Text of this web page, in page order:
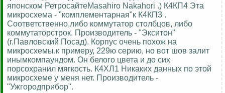
японском РетросайтеMasahiro Nakahori .) К4КП4 Эта
микросхема - "комплементарная"к К4КП3 .
Соответственно,либо коммутатор столбцов, либо
коммутаторстрок. Производитель - "Экситон"
(г.Павловский Посад). Корпус очень похож на
микросхемы,к примеру, 229ю серию, но вот шов залит
инымкомпаундом. Он белого цвета и до сих
порсохранил мягкость. К4ХЛ1 Никаких данных по этой
микросхеме у меня нет. Производитель -
"Ужгородприбор".